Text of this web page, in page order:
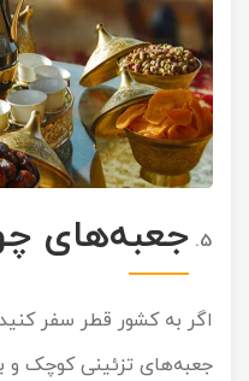
جعبه‌های
اگر به کشور قطر سفر
جعبه‌های تزئینی کوچک و